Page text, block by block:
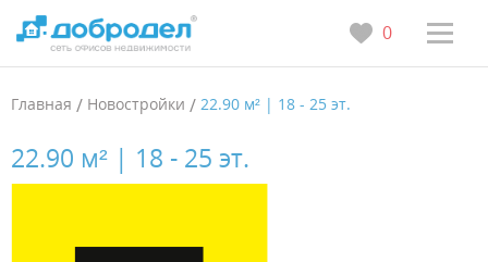
0
Главная / Новостройки / 22.90 м² | 18 - 25 эт.
22.90 м² | 18 - 25 эт.